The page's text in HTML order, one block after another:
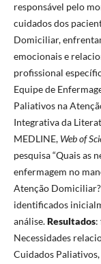
responsável pelo
cuidados dos
Domiciliar,
emocionais e
profissional
Equipe de
Paliativos na
Integrativa da
MEDLINE, Web of
pesquisa “Quais as
enfermagem no
Atenção
identificados
análise.Resultados:
Necessidades
Cuidados